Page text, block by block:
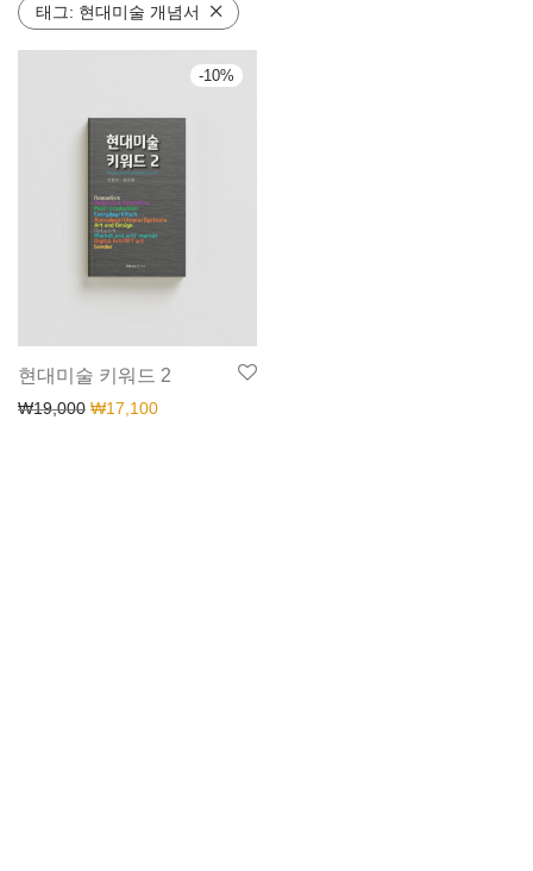
태그: 현대미술 개념서
-10%
현대미술 키워드 2
₩19,000 ₩17,100